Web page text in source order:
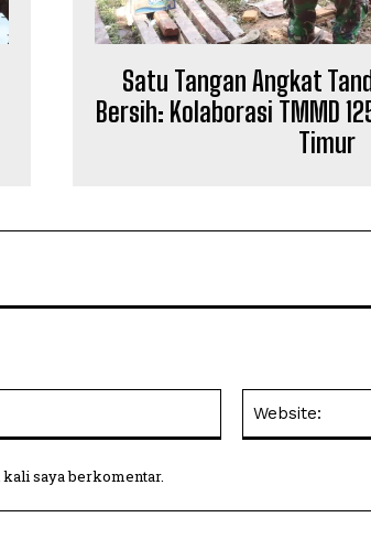
Satu Tangan Angkat
Bersih: Kolaborasi TMMD
Timur
saya berkomentar.